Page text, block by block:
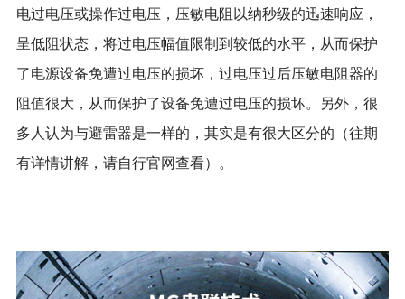
电过电压或操作过电压，压敏电阻以纳秒级的迅速响应，
呈低阻状态，将过电压幅值限制到较低的水平，从而保护
了电源设备免遭过电压的损坏，过电压过后压敏电阻器的
阻值很大，从而保护了设备免遭过电压的损坏。另外，很
多人认为与避雷器是一样的，其实是有很大区分的（往期
有详情讲解，请自行官网查看）。